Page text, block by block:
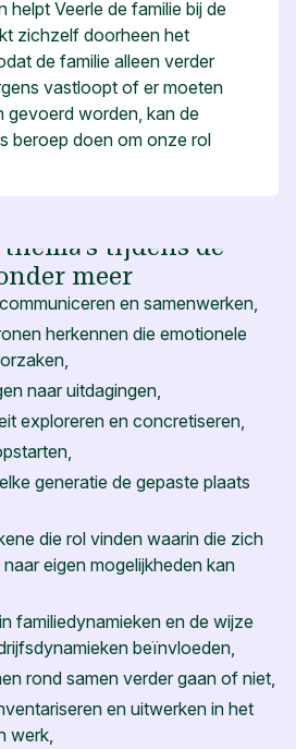
Veerle de familie bij de
zichzelf doorheen het
de familie alleen verder
vastloopt of er moeten
gevoerd worden, kan de
beroep doen om onze rol
tijdens de
meer
en samenwerken,
herkennen die emotionele
naar uitdagingen,
exploreren en concretiseren,
generatie de gepaste plaats
die rol vinden waarin die zich
eigen mogelijkheden kan
familiedynamieken en de wijze
beïnvloeden,
rond samen verder gaan of niet,
en uitwerken in het
werk,